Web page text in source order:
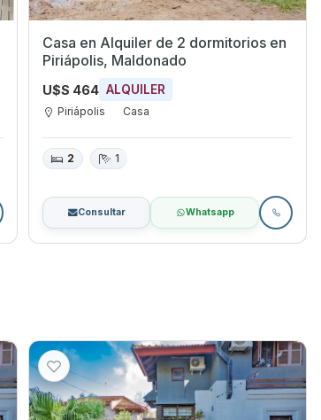
Casa en Alquiler de 2 dormitorios en
Piriápolis, Maldonado
U$S 464 ALQUILER
Piriápolis Casa
2 1
Consultar Whatsapp